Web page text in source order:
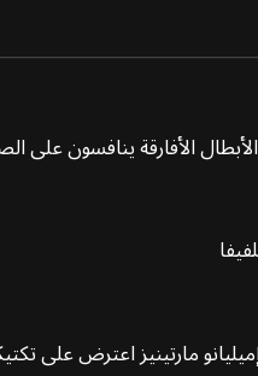
مارتينيز اعترض على